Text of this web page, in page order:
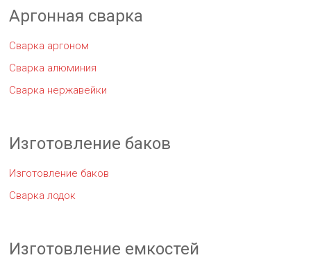
Аргонная сварка
Сварка аргоном
Сварка алюминия
Сварка нержавейки
Изготовление баков
Изготовление баков
Сварка лодок
Изготовление емкостей